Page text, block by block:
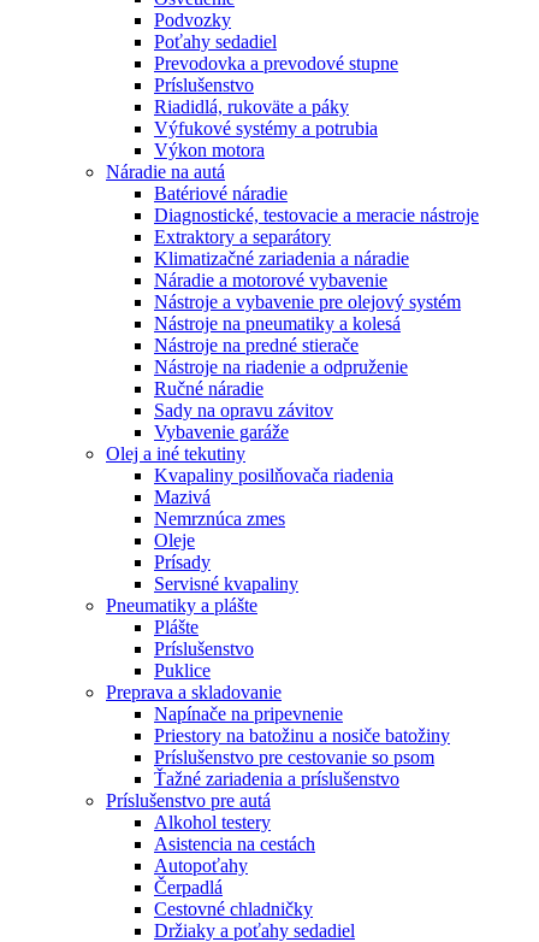
Podvozky
Poťahy sedadiel
Prevodovka a prevodové stupne
Príslušenstvo
Riadidlá, rukoväte a páky
Výfukové systémy a potrubia
Výkon motora
Náradie na autá
Batériové náradie
Diagnostické, testovacie a meracie nástroje
Extraktory a separátory
Klimatizačné zariadenia a náradie
Náradie a motorové vybavenie
Nástroje a vybavenie pre olejový systém
Nástroje na pneumatiky a kolesá
Nástroje na predné stierače
Nástroje na riadenie a odpruženie
Ručné náradie
Sady na opravu závitov
Vybavenie garáže
Olej a iné tekutiny
Kvapaliny posilňovača riadenia
Mazivá
Nemrznúca zmes
Oleje
Prísady
Servisné kvapaliny
Pneumatiky a plášte
Plášte
Príslušenstvo
Puklice
Preprava a skladovanie
Napínače na pripevnenie
Priestory na batožinu a nosiče batožiny
Príslušenstvo pre cestovanie so psom
Ťažné zariadenia a príslušenstvo
Príslušenstvo pre autá
Alkohol testery
Asistencia na cestách
Autopoťahy
Čerpadlá
Cestovné chladničky
Držiaky a poťahy sedadiel